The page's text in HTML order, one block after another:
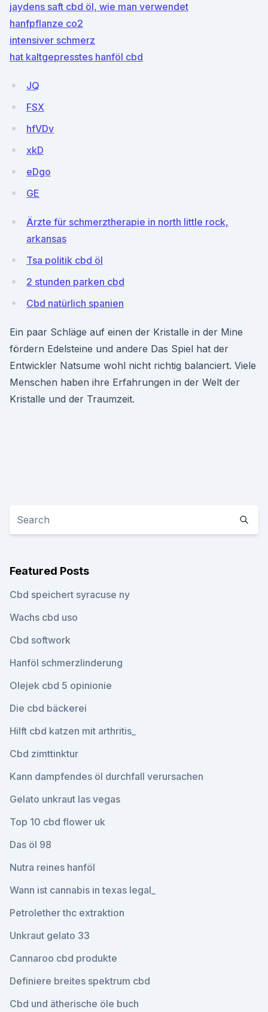
jaydens saft cbd öl, wie man verwendet
hanfpflanze co2
intensiver schmerz
hat kaltgepresstes hanföl cbd
JQ
FSX
hfVDv
xkD
eDgo
GE
Ärzte für schmerztherapie in north little rock,
arkansas
Tsa politik cbd öl
2 stunden parken cbd
Cbd natürlich spanien
Ein paar Schläge auf einen der Kristalle in der Mine
fördern Edelsteine und andere Das Spiel hat der
Entwickler Natsume wohl nicht richtig balanciert. Viele
Menschen haben ihre Erfahrungen in der Welt der
Kristalle und der Traumzeit.
Featured Posts
Cbd speichert syracuse ny
Wachs cbd uso
Cbd softwork
Hanföl schmerzlinderung
Olejek cbd 5 opinionie
Die cbd bäckerei
Hilft cbd katzen mit arthritis_
Cbd zimttinktur
Kann dampfendes öl durchfall verursachen
Gelato unkraut las vegas
Top 10 cbd flower uk
Das öl 98
Nutra reines hanföl
Wann ist cannabis in texas legal_
Petrolether thc extraktion
Unkraut gelato 33
Cannaroo cbd produkte
Definiere breites spektrum cbd
Cbd und ätherische öle buch